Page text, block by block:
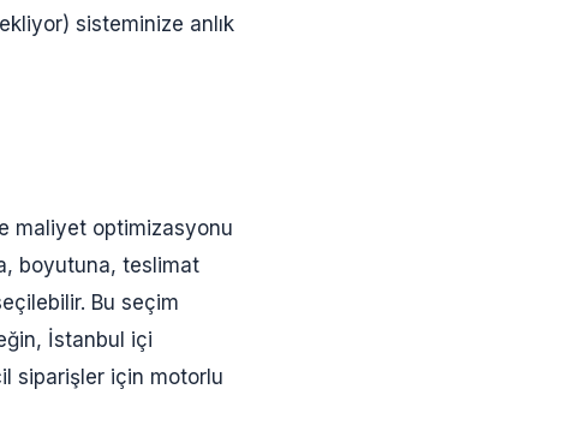
sisteminize anlık
maliyet optimizasyonu
boyutuna, teslimat
Bu seçim
İstanbul içi
siparişler için motorlu